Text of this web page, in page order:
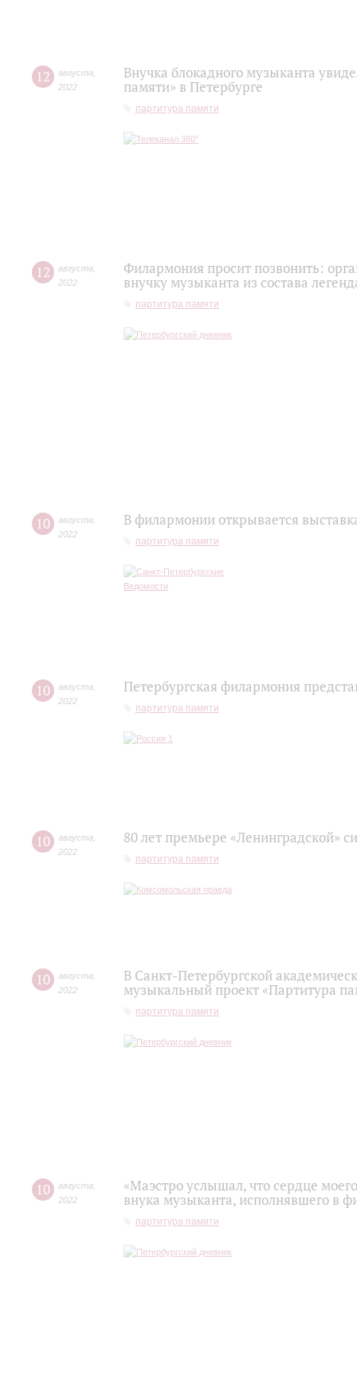
12 августа
2022
Внучка блокадного музыканта
памяти» в Петербурге
партитура памяти
12 августа
2022
Филармония просит позвонить:
внучку музыканта из состава
партитура памяти
10 августа
2022
В филармонии открывается
партитура памяти
10 августа
2022
Петербургская филармония
партитура памяти
10 августа
2022
80 лет премьере «Ленинградской»
партитура памяти
10 августа
2022
В Санкт-Петербургской
музыкальный проект «Партитура
партитура памяти
10 августа
2022
«Маэстро услышал, что сердце
внука музыканта, исполнявшего в
партитура памяти